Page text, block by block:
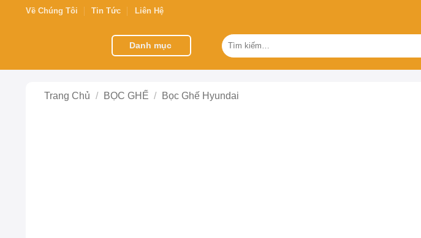
Về Chúng Tôi Tin Tức Liên Hệ
Danh mục
Tìm
kiếm:
Trang Chủ / BỌC GHẾ / Bọc Ghế Hyundai